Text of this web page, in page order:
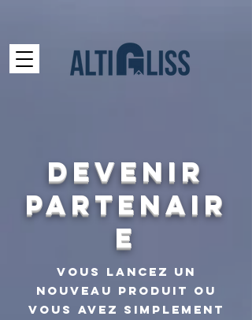
DEVENIR
PARTENAIR
E
Vous lancez un
nouveau produit ou
vous avez simplement